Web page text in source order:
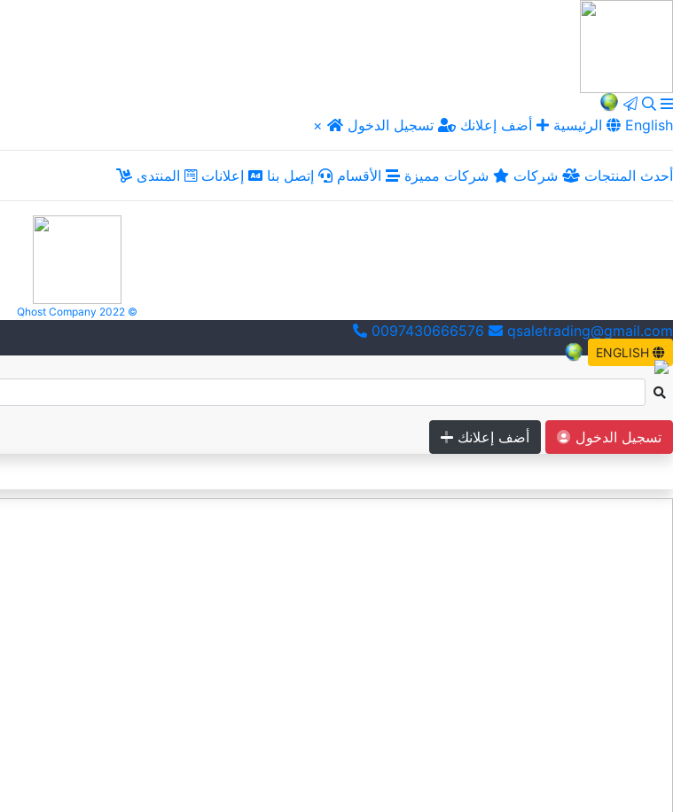
× الرئيسية أضف إعلانك تسجيل الدخول English
أحدث المنتجات شركات شركات مميزة الأقسام إتصل بنا إعلانات المنتدى
Qhost Company 2022 ©
0097430666576 qsaletrading@gmail.com
ENGLISH
أضف إعلانك
تسجيل الدخول